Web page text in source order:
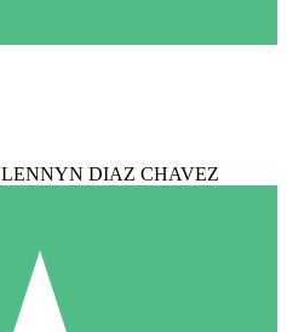
LENNYN DIAZ CHAVEZ